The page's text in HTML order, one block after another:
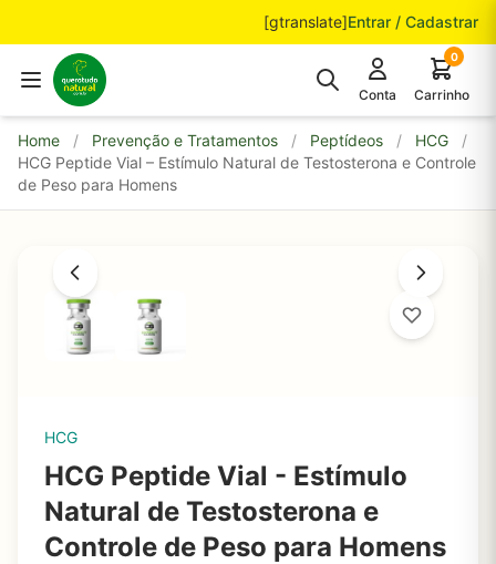
[gtranslate]Entrar / Cadastrar
Conta
0
Carrinho
Home / Prevenção e Tratamentos / Peptídeos / HCG
/
HCG Peptide Vial – Estímulo Natural de Testosterona e Controle
de Peso para Homens
HCG
HCG Peptide Vial - Estímulo
Natural de Testosterona e
Controle de Peso para Homens